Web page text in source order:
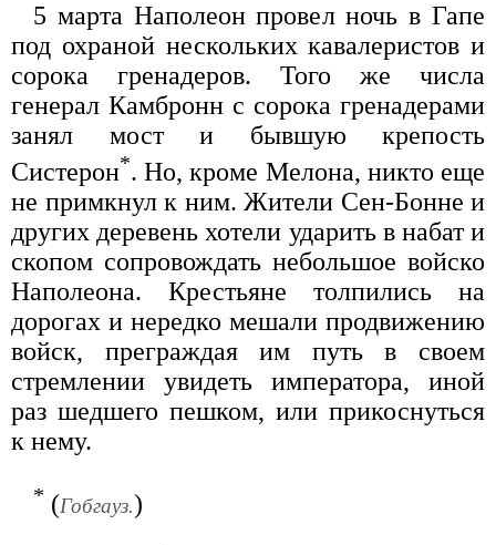
5 марта Наполеон провел ночь в Гапе
под охраной нескольких кавалеристов и
сорока гренадеров. Того же числа
генерал Камбронн с сорока гренадерами
занял мост и бывшую крепость
Систерон*. Но, кроме Мелона, никто еще
не примкнул к ним. Жители Сен-Бонне и
других деревень хотели ударить в набат и
скопом сопровождать небольшое войско
Наполеона. Крестьяне толпились на
дорогах и нередко мешали продвижению
войск, преграждая им путь в своем
стремлении увидеть императора, иной
раз шедшего пешком, или прикоснуться
к нему.
* (Гобгауз.)